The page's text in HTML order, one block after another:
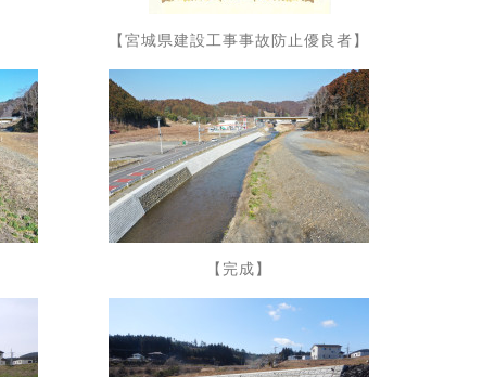
【宮城県建設工事事故防止優良者】
【完成】